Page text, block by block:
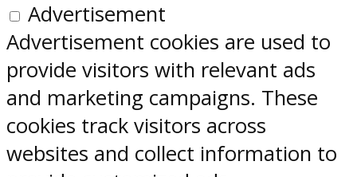
Advertisement
Advertisement cookies are used to
provide visitors with relevant ads
and marketing campaigns. These
cookies track visitors across
websites and collect information to